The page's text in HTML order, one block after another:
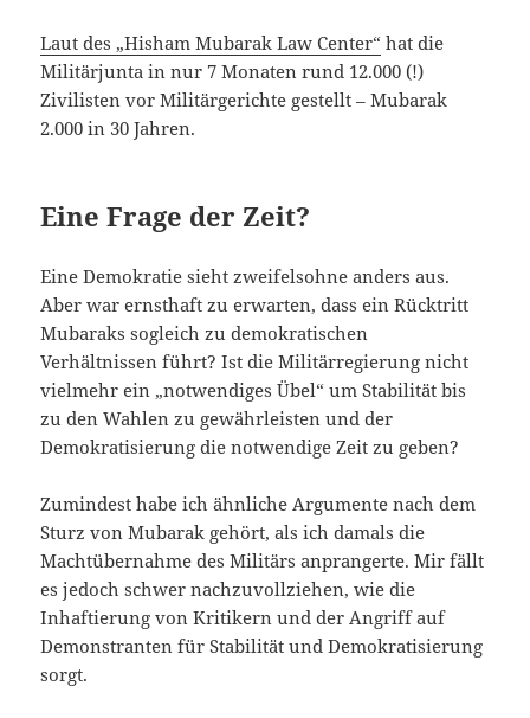
Laut des „Hisham Mubarak Law Center“ hat die
Militärjunta in nur 7 Monaten rund 12.000 (!)
Zivilisten vor Militärgerichte gestellt – Mubarak
2.000 in 30 Jahren.
Eine Frage der Zeit?
Eine Demokratie sieht zweifelsohne anders aus.
Aber war ernsthaft zu erwarten, dass ein Rücktritt
Mubaraks sogleich zu demokratischen
Verhältnissen führt? Ist die Militärregierung nicht
vielmehr ein „notwendiges Übel“ um Stabilität bis
zu den Wahlen zu gewährleisten und der
Demokratisierung die notwendige Zeit zu geben?
Zumindest habe ich ähnliche Argumente nach dem
Sturz von Mubarak gehört, als ich damals die
Machtübernahme des Militärs anprangerte. Mir fällt
es jedoch schwer nachzuvollziehen, wie die
Inhaftierung von Kritikern und der Angriff auf
Demonstranten für Stabilität und Demokratisierung
sorgt.